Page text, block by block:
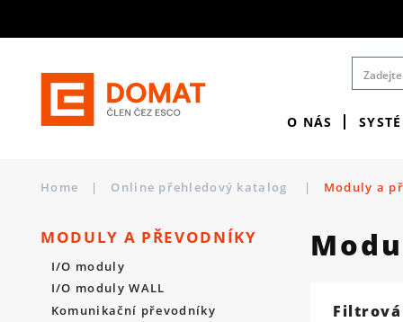
O NÁS
Home | Online přehledový katalog | Moduly a
MODULY A PŘEVODNÍKY
I/O moduly
I/O moduly WALL
Komunikační převodníky